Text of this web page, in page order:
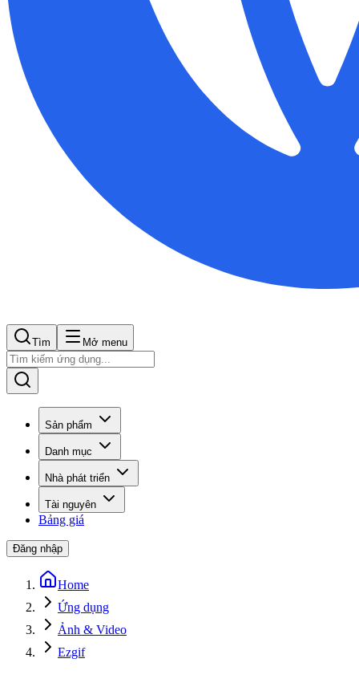
Tìm Mở menu
Sản phẩm
Danh mục
Nhà phát triển
Tài nguyên
Bảng giá
Đăng nhập
Home
Ứng dụng
Ảnh & Video
Ezgif